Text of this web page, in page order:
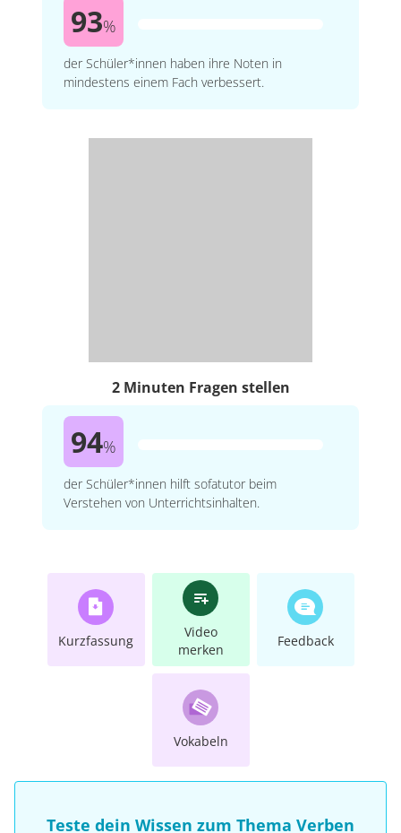
93%
der Schüler*innen haben ihre Noten in
mindestens einem Fach verbessert.
2 Minuten Fragen stellen
94%
der Schüler*innen hilft sofatutor beim
Verstehen von Unterrichtsinhalten.
Kurzfassung
Video
merken
Feedback
Vokabeln
Teste dein Wissen zum Thema Verben